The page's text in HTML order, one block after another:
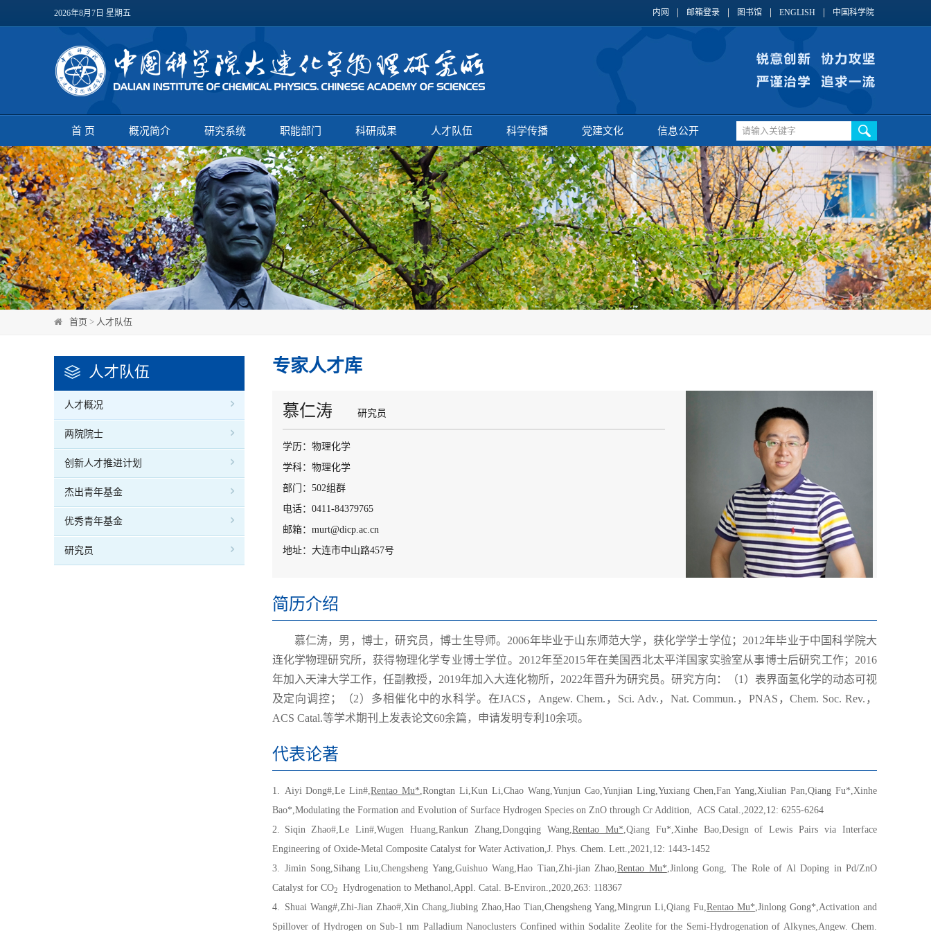
2026年8月7日 星期五 内网 邮箱登录 图书馆 ENGLISH 中国科学院
首 页 概况简介 研究系统 职能部门 科研成果 人才队伍 科学传播 党建文化 信息公开
首页 > 人才队伍
人才队伍
人才概况
两院院士
创新人才推进计划
杰出青年基金
优秀青年基金
研究员
专家人才库
慕仁涛 研究员
学历：物理化学
学科：物理化学
部门：502组群
电话：0411-84379765
邮箱：murt@dicp.ac.cn
地址：大连市中山路457号
简历介绍
慕仁涛，男，博士，研究员，博士生导师。2006年毕业于山东师范大学，获化学学士学位；2012年毕业于中国科学院大
连化学物理研究所，获得物理化学专业博士学位。2012年至2015年在美国西北太平洋国家实验室从事博士后研究工作；2016
年加入天津大学工作，任副教授，2019年加入大连化物所，2022年晋升为研究员。研究方向：（1）表界面氢化学的动态可视
及定向调控；（2）多相催化中的水科学。在JACS，Angew. Chem.，Sci. Adv.，Nat. Commun.，PNAS，Chem. Soc. Rev.，
ACS Catal.等学术期刊上发表论文60余篇，申请发明专利10余项。
代表论著
1. Aiyi Dong#,Le Lin#,Rentao Mu*,Rongtan Li,Kun Li,Chao Wang,Yunjun Cao,Yunjian Ling,Yuxiang Chen,Fan Yang,Xiulian Pan,Qiang Fu*,Xinhe
Bao*,Modulating the Formation and Evolution of Surface Hydrogen Species on ZnO through Cr Addition, ACS Catal.,2022,12: 6255-6264
2. Siqin Zhao#,Le Lin#,Wugen Huang,Rankun Zhang,Dongqing Wang,Rentao Mu*,Qiang Fu*,Xinhe Bao,Design of Lewis Pairs via Interface
Engineering of Oxide-Metal Composite Catalyst for Water Activation,J. Phys. Chem. Lett.,2021,12: 1443-1452
3. Jimin Song,Sihang Liu,Chengsheng Yang,Guishuo Wang,Hao Tian,Zhi-jian Zhao,Rentao Mu*,Jinlong Gong, The Role of Al Doping in Pd/ZnO
Catalyst for CO2
Hydrogenation to Methanol,Appl. Catal. B-Environ.,2020,263: 118367
4. Shuai Wang#,Zhi-Jian Zhao#,Xin Chang,Jiubing Zhao,Hao Tian,Chengsheng Yang,Mingrun Li,Qiang Fu,Rentao Mu*,Jinlong Gong*,Activation and
Spillover of Hydrogen on Sub-1 nm Palladium Nanoclusters Confined within Sodalite Zeolite for the Semi-Hydrogenation of Alkynes,Angew. Chem.